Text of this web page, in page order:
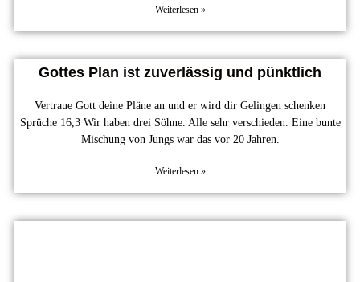
Weiterlesen »
Gottes Plan ist zuverlässig und pünktlich
Vertraue Gott deine Pläne an und er wird dir Gelingen schenken
Sprüche 16,3 Wir haben drei Söhne. Alle sehr verschieden. Eine bunte
Mischung von Jungs war das vor 20 Jahren.
Weiterlesen »